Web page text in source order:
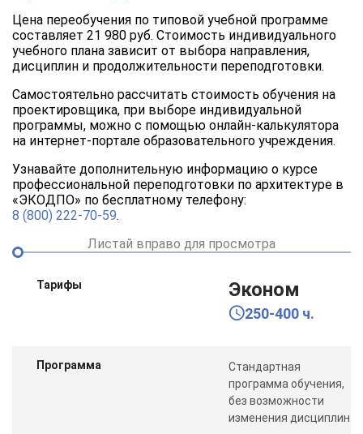
Цена переобучения по типовой учебной программе
составляет 21 980 руб. Стоимость индивидуального
учебного плана зависит от выбора направления,
дисциплин и продолжительности переподготовки.
Самостоятельно рассчитать стоимость обучения на
проектировщика, при выборе индивидуальной
программы, можно с помощью онлайн-калькулятора
на интернет-портале образовательного учреждения.
Узнавайте дополнительную информацию о курсе
профессиональной переподготовки по архитектуре в
«ЭКОДПО» по бесплатному телефону:
8 (800) 222-70-59.
Листай вправо для просмотра
Тарифы Эконом
250-400 ч.
Программа
Стандартная
программа обучения,
без возможности
изменения дисциплин